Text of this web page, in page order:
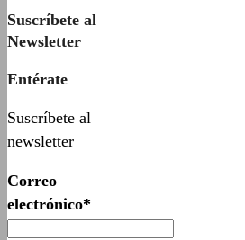
Suscríbete al
Newsletter
Entérate
Suscríbete al
newsletter
Correo
electrónico*